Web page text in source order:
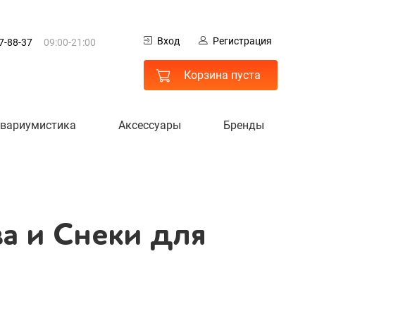
88-37 09:00-21:00 Вход Регистрация
Корзина пуста
Аксессуары Бренды
и Снеки для
и Снеки для
37
09:00-21:00
пуста
оплата